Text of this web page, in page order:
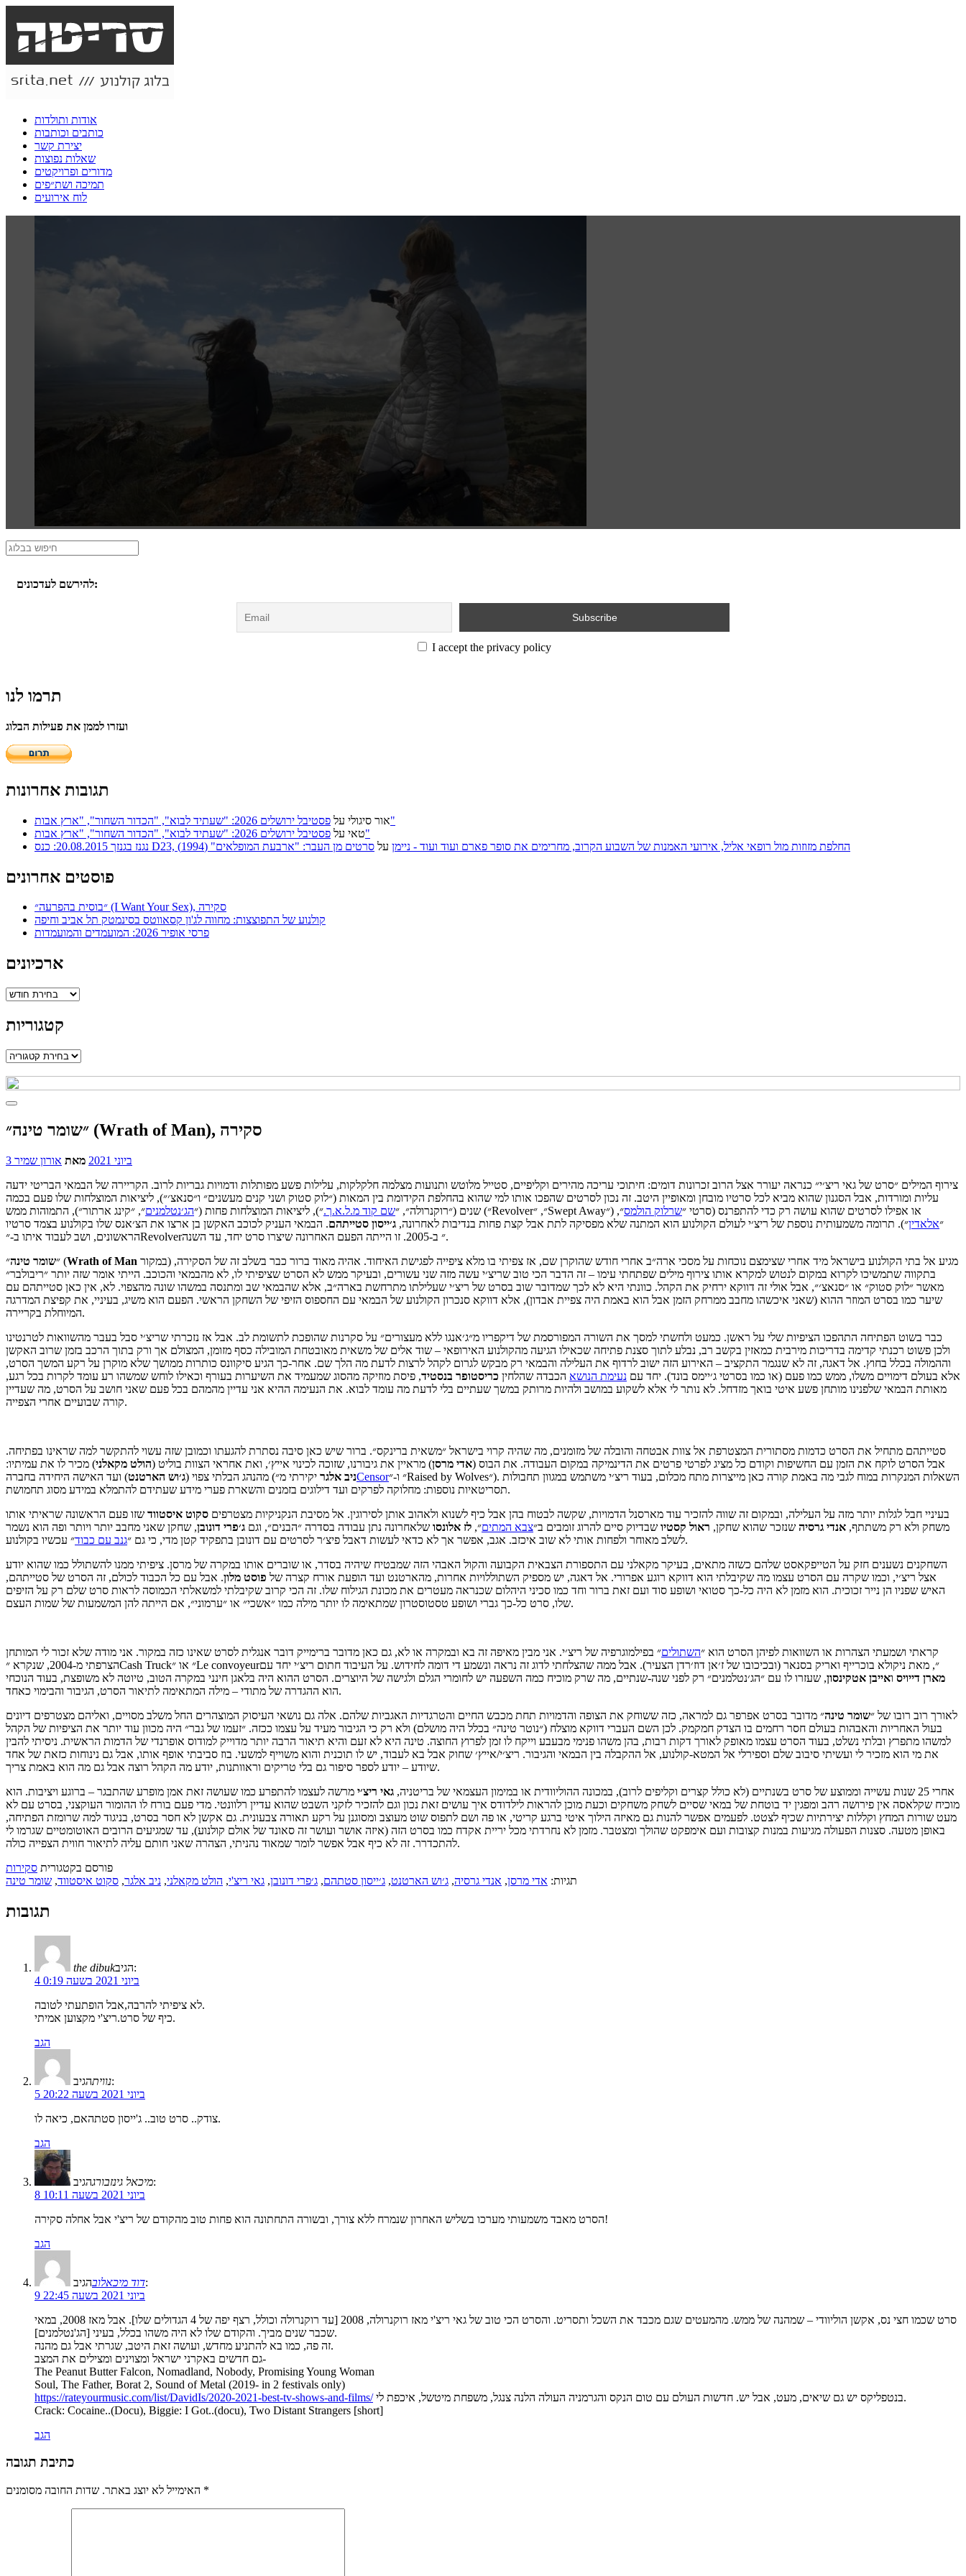
אודות ותולדות
כותבים וכותבות
יצירת קשר
שאלות נפוצות
מדורים ופרויקטים
תמיכה ושת״פים
לוח אירועים
להירשם לעדכונים:
I accept the privacy policy
תרמו לנו
ועזרו לממן את פעילות הבלוג
תגובות אחרונות
אור סיגולי על
פסטיבל ירושלים 2026: "שעתיד לבוא", "הכדור השחור", "ארץ אבות"
טאי על
פסטיבל ירושלים 2026: "שעתיד לבוא", "הכדור השחור", "ארץ אבות"
נגנז בגנזך 20.08.2015: כנס D23, החלפת מזוזות מול רופאי אליל, אירועי האמנות של השבוע הקרוב, מחרימים את סופר פארם ועוד ועוד - ניימן על סרטים מן העבר: "ארבעת המופלאים" (1994)
פוסטים אחרונים
״בוסית בהפרעה״ (I Want Your Sex), סקירה
קולנוע של התפוצצות: מחווה לג'ון קסאווטס בסינמטק תל אביב וחיפה
פרסי אופיר 2026: המועמדים והמועמדות
ארכיונים
ארכיונים
קטגוריות
קטגוריות
״שומר טינה״ (Wrath of Man), סקירה
3 ביוני 2021 מאת אורון שמיר
צירוף המילים ״סרט של גאי ריצ׳י״ כנראה יעורר אצל הרוב זכרונות דומים: חיתוכי עריכה מהירים וקליפיים, סטייל מלוטש ותנועות מצלמה חלקלקות, עלילות פשע מפותלות ודמויות גבריות לרוב. הקריירה של הבמאי הבריטי ידעה
עליות ומורדות, אבל הסגנון שהוא מביא לכל סרטיו מובחן ומאופיין היטב. זה נכון לסרטים שהפכו אותו למי שהוא בהחלפת הקידומת בין המאות (״לוק סטוק ושני קנים מעשנים״ ו״סנאצ׳״), ליציאות המוצלחות שלו פעם בכמה
שנים (״רוקנרולה״, ״שם קוד מ.ל.א.ך.״), ליציאות המוצלחות פחות (״הג׳נטלמנים ״, ״קינג ארתור״), התמוהות ממש (״Revolver״, ״Swept Away״) או אפילו לסרטים שהוא עושה רק כדי להתפרנס (סרטי ״שרלוק הולמס״,
״אלאדין״). תרומה משמעותית נוספת של ריצ׳י לעולם הקולנוע הוא המתנה שלא מפסיקה לתת אבל קצת פחות בנדיבות לאחרונה, ג׳ייסון סטייתהם. הבמאי העניק לכוכב האקשן בן ארצו את הצ׳אנס שלו בקולנוע בצמד סרטיו
הראשונים, ושב לעבוד איתו ב-״Revolver״ ב-2005. זו הייתה הפעם האחרונה שיצרו סרט יחד, עד השנה.
״שומר טינה ״ (Wrath of Man
בתקווה שתמשיכו לקרוא במקום לנטוש למקרא אותו צירוף מילים שפתחתי עימו – זה הדבר הכי טוב שריצ׳י עשה מזה שני עשורים, ובעיקר ממש לא הסרט שציפיתי לו, לא מהבמאי והכוכב. הייתי אומר שזה יותר ״ריבולבר״
מאשר ״לוק סטוק״ או ״סנאצ׳״, אבל אולי זה דווקא ירחיק את הקהל. כוונתי היא לא לכך שמדובר שוב בסרט של ריצ׳י שעלילתו מתרחשת בארה״ב, אלא שהבמאי שב ומתנסה במשהו שונה מהצפוי. לא, אין כאן סטייתהם עם
שיער כמו בסרט המוזר ההוא (שאני איכשהו מחבב ממרחק הזמן אבל הוא באמת היה צפיית אבדון), אלא דווקא סנכרון הקולנוע של הבמאי עם החספוס הזיפי של השחקן הראשי. הפעם הוא משיג, בעיניי, את קפיצת המדרגה
המיוחלת בקריירה.
כבר בשוט הפתיחה התהפכו הציפיות שלי על ראשן. כמעט ולחשתי למסך את השורה המפורסמת של דיקפריו מ״ג׳אנגו ללא מעצורים״ על סקרנות שהופכת לתשומת לב. אבל אז נזכרתי שריצ׳י סבל בעבר מהשוואות לטרנטינו
ולכן פשוט רכנתי קדימה בדריכות מירבית כמאזין בקשב רב, נבלע לתוך סצנת פתיחה שכאילו הגיעה מהקולנוע האירופאי – שוד אלים של משאית מאובטחת המובילה כסף מזומן, המצולם אך ורק בתוך הרכב בזמן שרוב האקשן
וההמולה בכלל בחוץ. אל דאגה, זה לא שנגמר התקציב – האירוע הזה ישוב לרדוף את העלילה והבמאי רק מבקש לגרום לקהל לרצות לדעת מה הלך שם. אחר-כך הגיע סיקוונס כותרות ממושך שלא מוקרן על רקע המשך הסרט,
אלא בעולם דימויים משלו, ממש כמו פעם (או כמו בסרטי ג׳יימס בונד). יחד עם נעימת הנושא הכבדה שהלחין כריסטופר בנסטיד, פיסת מוזיקה מהסוג שמעמיד את השיערות בעורף וכאילו לוחש שמשהו רע עומד לקרות בכל רגע,
מאותת הבמאי שלפנינו מותחן פשע איטי בואך מזדחל. לא נותר לי אלא לשקוע במושב ולהיות מרותק במשך שעתיים בלי לדעת מה עומד לבוא. את הנעימה ההיא אני עדיין מהמהם בכל פעם שאני חושב על הסרט, מה שעדיין
קורה שבועיים אחרי הצפייה.
סטייתהם מתחיל את הסרט כדמות מסתורית המצטרפת אל צוות אבטחה והובלה של מזומנים, מה שהיה קרוי בישראל ״משאית ברינקס״. ברור שיש כאן סיבה נסתרת להגעתו וכמובן שזה עשוי להתקשר למה שראינו בפתיחה.
אבל הסרט לוקח את הזמן עם החשיפות וקודם כל מציג לפרטי פרטים את הדינמיקה במקום העבודה. את הבוס (אדי מרסן) מראיין את גיבורנו, שזוכה לכינוי אייץ׳, ואת אחראי הצוות בוליט (הולט מקאלני) מכיר לו את עמיתיו:
מהנהג הבלתי צפוי (ג׳וש הארטנט ) ועד האישה היחידה בחברה ( ניב אלגר יקירתי מ״ Censor״ ו-״Raised by Wolves״). השאלות המנקרות במוח לגבי מה באמת קורה כאן מייצרות מתח מכלום, בעוד ריצ׳י משתמש במגוון תחבולות
תסריטאיות נוספות: מחלוקה לפרקים ועד דילוגים בזמנים והשארת פערי מידע שעתידם להתמלא במידע מסוג תחמושת.
בעיניי חבל לגלות יותר מזה על העלילה, ובמקום זה שווה להזכיר עוד מארסנל הדמויות, שקשה לבטוח בהן אבל כיף לשנוא ולאהוב אותן לסירוגין. אל מסיבת הנקניקיות מצטרפים סקוט איסטווד שזו פעם הראשונה שראיתי אותו
משחק ולא רק משתתף, אנדי גרסיה שנזכר שהוא שחקן, ראול קסטיו שבדיוק סיים להרוג זומבים ב״צבא המתים״, לז אלונסו שלאחרונה נתן עבודה בסדרה ״הבנים״, וגם ג׳פרי דונובן, שחקן שאני מחבב יותר ויותר ופה הוא נשמר
לשלב מאוחר ולפחות אותי לא שוב איכזב. אגב, אפשר אך לא כדאי לעשות דאבל פיצ׳ר לסרטים עם דונובן בתפקיד קטן מדי, כי גם ״גנב עם כבוד
״ עכשיו בקולנוע.
השחקנים נשענים חזק על הטייפקאסט שלהם כשזה מתאים, בעיקר מקאלני עם התספורת הצבאית הקבועה והקול האבהי הזה שמבטיח שיהיה בסדר, או שוברים אותו במקרה של מרסן. ציפיתי ממנו להשתולל כמו שהוא יודע
אצל ריצ׳י, וכמו שקרה עם הסרט עצמו מה שקיבלתי הוא דווקא רוגע אפרורי. אל דאגה, יש מספיק השתוללויות אחרות, מהארטנט ועד הופעת אורח קצרה של פוסט מלון. אבל עם כל הכבוד לכולם, זה הסרט של סטייתהם,
האיש שפניו הן נייר זכוכית. הוא מזמן לא היה כל-כך סטואי ושופע סוד ועם זאת ברור וחד כמו סכיני היהלום שכנראה מעטרים את מכונת הגילוח שלו. זה הכי קרוב שקיבלתי למשאלתי הכמוסה לראות סרט שלם רק על הזיפים
שלו, סרט כל-כך גברי ושופע טסטוסטרון שמתאימה לו יותר מילה כמו ״אשכי״ או ״ערמוני״, אם הייתה להן המשמעות של שמות העצם.
קראתי ושמעתי הצהרות או השוואות לפיהן הסרט הוא ״השתולים״ בפילמוגרפיה של ריצ׳י. אני מבין מאיפה זה בא ובמקרה או לא, גם כאן מדובר ברימייק דובר אנגלית לסרט שאינו כזה במקור. אני מודה שלא זכור לי המותחן
הצרפתי מ-2004, שנקרא ״Cash Truck״ או ״Le convoyeur״, מאת ניקולא בוכרייף ואריק בסנאר (ובכיכובו של ז׳אן דוז׳רדן הצעיר). אבל ממה שהצלחתי לדוג זה נראה ונשמע די דומה לחידוש. על העיבוד חתום ריצ׳י יחד עם
מארן דייויס ואייבן אטקינסון, שעזרו לו עם ״הג׳נטלמנים״ רק לפני שנה-שנתיים, מה שרק מוכיח כמה השפעה יש לחומרי הגלם ולגישה של היוצרים. הסרט ההוא היה בלאגן חינני במקרה הטוב, טיוטה לא משופצת, בעוד הנוכחי
הוא ההגדרה של מתודי – מילה המתאימה לתיאור הסרט, הגיבור והבימוי כאחד.
לאורך רוב רובו של ״שומר טינה״ מדובר בסרט אפרפר גם למראה, כזה ששוחק את הצופה והדמויות תחת מכבש החיים והטרגדיות האגביות שלהם. אלה גם נושאי העיסוק המוצהרים החל משלב מסויים, ואליהם מצטרפים דיונים
בעול האחריות והאבהות בעולם חסר רחמים בו הצדק חמקמק. לכן השם העברי דווקא מוצלח (״נוטר טינה״ בכלל היה מושלם) ולא רק כי הגיבור מעיד על עצמו ככזה. ״זעמו של גבר״ היה מכוון עוד יותר את הציפיות של הקהל
למשהו מתפרץ ובלתי נשלט, בעוד הסרט עצמו מאופק לאורך דקות רבות, בהן משהו פנימי מבעבע וייקח לו זמן לפרוץ החוצה. טינה היא לא זעם והיא תיאור הרבה יותר מדוייק למודוס אופרנדי של הדמות הראשית. ניסיתי להבין
את מי הוא מזכיר לי ועשיתי סיבוב שלם וספירלי אל המטא-קולנוע, אל ההקבלה בין הבמאי והגיבור. ריצ׳י/אייץ׳ שחוק אבל בא לעבוד, יש לו תוכנית והוא משוייף למשעי. בוז סביבתי אופף אותו, אבל גם נינוחות כזאת של אחד
שיודע – יודע לספר סיפור גם בלי טריקים וראוותנות, יודע מה הקהל רוצה אבל גם מה הוא באמת צריך.
אחרי 25 שנות עשייה וממוצע של סרט בשנתיים (לא כולל קצרים וקליפים לרוב), במכונה ההוליוודית או במימון העצמאי של בריטניה,
גאי ריצ׳י מרשה לעצמו להתפרע כמו שעושה זאת אמן מופרע שהתבגר – ברוגע ויציבות. הוא
מוכיח שקלאסה אין פירושה רהב ומפגין יד בוטחת של במאי שסיים לשחק משחקים וכעת מוכן להראות לילדודס איך עושים זאת נכון וגם להזכיר לזקני השבט שהוא עדיין רלוונטי. מדי פעם בורח לו ההומור העוקצני, בסרט עם לא
מעט שורות המחץ וקללות יצירתיות שכיף לצטט. לפעמים אפשר להנות גם מאיזה הילוך איטי ברגע קריטי, או פה ושם לתפוס שוט מעוצב ומסוגנן על רקע תאורה צבעונית. גם אקשן לא חסר בסרט, בניגוד למה שרומזת הפתיחה,
באופן מטעה. סצנות הפעולה מגיעות במנות קצובות ועם אימפקט שהולך ומצטבר. מזמן לא נחרדתי מכל יריית אקדח כמו בסרט הזה (איזה אושר ועושר זה סאונד של אולם קולנוע), עד שמגיעים הרובים האוטומטיים שגרמו לי
להתכדרר. זה לא כיף אבל אפשר לומר שמאוד נהניתי, הצהרה שאני חותם עליה לתיאור חווית הצפייה כולה.
פורסם בקטגורית סקירות
תגיות: אדי מרסן, אנדי גרסיה, ג׳וש הארטנט, ג׳ייסון סטתהם, ג׳פרי דונובן, גאי ריצ'י, הולט מקאלני, ניב אלגר, סקוט איסטווד, שומר טינה
תגובות
the dibuk
הגיב:
4 ביוני 2021 בשעה 0:19
לא ציפיתי להרבה,אבל הופתעתי לטובה.
כיף של סרט.ריצ'י מקצוען אמיתי.
הגב
נוויתהגיב:
5 ביוני 2021 בשעה 20:22
צודק.. סרט טוב.. ג'ייסון סטתהאם, כיאה לו.
הגב
מיכאל גינזבורגהגיב:
8 ביוני 2021 בשעה 10:11
הסרט מאבד משמעותי מערכו בשליש האחרון שנמרח ללא צורך, ובשורה התחתונה הוא פחות טוב מהקודם של ריצ'י אבל אחלה סקירה!
הגב
דוד מיכאלובהגיב:
9 ביוני 2021 בשעה 22:45
סרט שכמו חצי נס, אקשן הוליוודי – שמהנה של ממש. מהמעטים שגם מכבד את השכל ותסריט. והסרט הכי טוב של גאי ריצ'י מאז רוקנרולה, 2008 [עד רוקנרולה וכולל, רצף יפה של 4 הגדולים שלו]. אבל מאז 2008, במאי
שכבר שנים מביך. והקודם שלו לא היה משהו בכלל, בעיני [הג'נטלמנים].
זה פה, כמו בא להתניע מחדש, ועושה זאת היטב, שגרתי אבל גם מהנה.
גם חדשים באקרני ישראל ומצוינים ומצילים את המצב-
The Peanut Butter Falcon, Nomadland, Nobody, Promising Young Woman
Soul, The Father, Borat 2, Sound of Metal (2019- in 2 festivals only)
https://rateyourmusic.com/list/DavidIs/2020-2021-best-tv-shows-and-films/
בנטפליקס יש גם שיאים, מעט, אבל יש. חדשות העולם עם טום הנקס והגרמניה העולה הלנה צנגל, משפחת מיטשל, איכפת לי.
Crack: Cocaine..(Docu), Biggie: I Got..(docu), Two Distant Strangers [short]
הגב
כתיבת תגובה
האימייל לא יוצג באתר. *